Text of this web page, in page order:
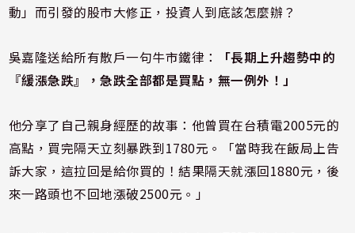
動」而引發的股市大修正，投資人到底該怎麼辦？
吳嘉隆送給所有散戶一句牛市鐵律：
「長期上升趨勢中的
『緩漲急跌』，急跌全部都是買點，無一例外！」
他分享了自己親身經歷的故事：他曾買在台積電2005元的
高點，買完隔天立刻暴跌到1780元。「當時我在飯局上告
訴大家，這拉回是給你買的！結果隔天就漲回1880元，後
來一路頭也不回地漲破2500元。」